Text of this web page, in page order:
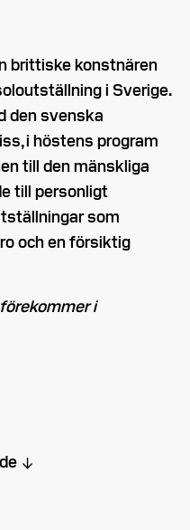
brittiske konstnären
i Sverige.
den svenska
i höstens program
till den mänskliga
till personligt
som
och en försiktig
i